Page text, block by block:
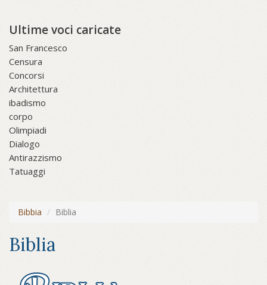
Ultime voci caricate
San Francesco
Censura
Concorsi
Architettura
ibadismo
corpo
Olimpiadi
Dialogo
Antirazzismo
Tatuaggi
Bibbia Biblia
Biblia